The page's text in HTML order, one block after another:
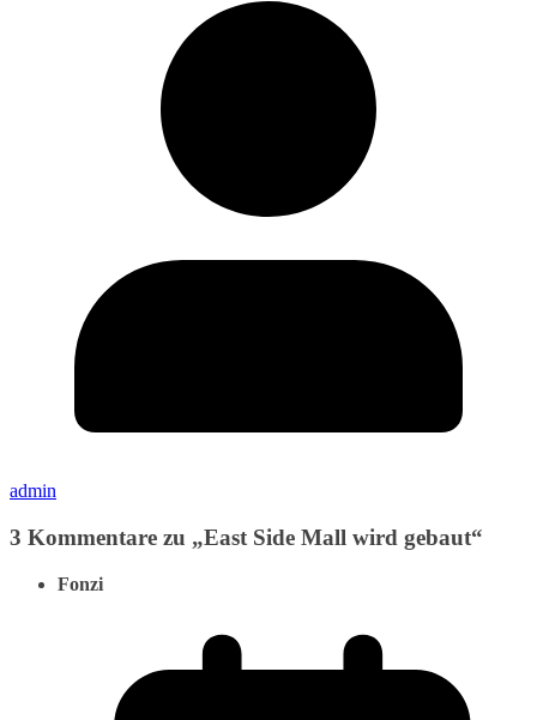
admin
3 Kommentare zu „East Side Mall wird gebaut“
Fonzi